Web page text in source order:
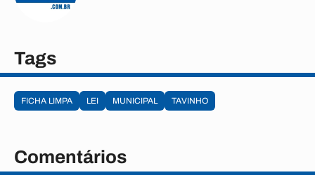
Tags
FICHA LIMPA LEI MUNICIPAL TAVINHO
Comentários